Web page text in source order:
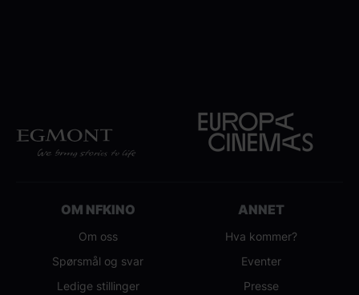
OM NFKINO
Om oss
Spørsmål og svar
Ledige stillinger
ANNET
Hva kommer?
Eventer
Presse